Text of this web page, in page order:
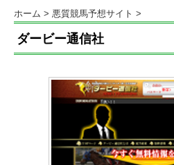
ホーム > 悪質競馬予想サイト >
ダービー通信社